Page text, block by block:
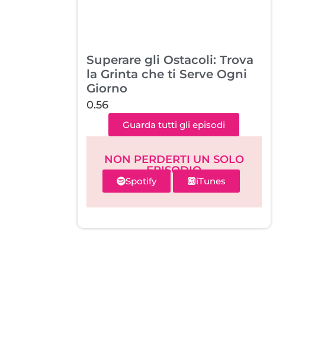
Superare gli Ostacoli: Trova
la Grinta che ti Serve Ogni
Giorno
Guarda tutti gli episodi
NON PERDERTI UN SOLO
EPISODIO
Spotify iTunes